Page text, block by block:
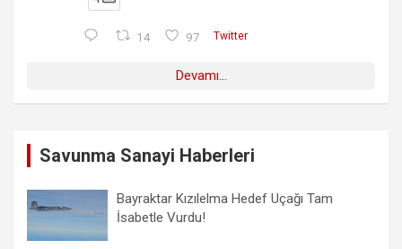
14 97 Twitter
Devamı...
Savunma Sanayi Haberleri
Bayraktar Kızılelma Hedef Uçağı Tam
İsabetle Vurdu!